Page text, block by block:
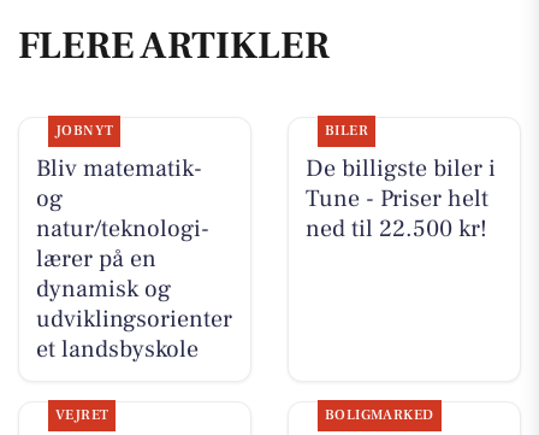
FLERE ARTIKLER
JOBNYT
Bliv matematik-
og
natur/teknologi-
lærer på en
dynamisk og
udviklingsorienter
et landsbyskole
BILER
De billigste biler i
Tune - Priser helt
ned til 22.500 kr!
VEJRET BOLIGMARKED